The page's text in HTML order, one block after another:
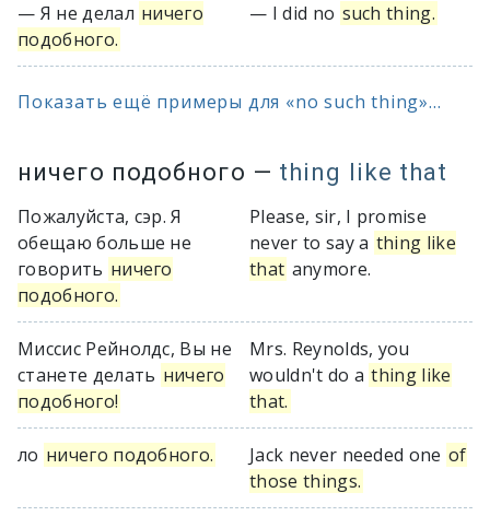
— Я не делал ничего
подобного.
— I did no such thing.
Показать ещё примеры для «no such thing»...
ничего подобного — thing like that
Пожалуйста, сэр. Я
обещаю больше не
говорить ничего
подобного.
Please, sir, I promise
never to say a thing like
that anymore.
Миссис Рейнолдс, Вы не
станете делать ничего
подобного!
Mrs. Reynolds, you
wouldn't do a thing like
that.
ло ничего подобного. Jack never needed one of
those things.